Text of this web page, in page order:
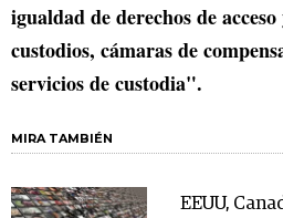
igualdad de derechos de
custodios, cámaras de
servicios de custodia".
MIRA TAMBIÉN
EEUU,